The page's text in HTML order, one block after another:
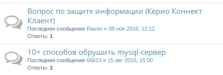
Вопрос по защите информации (Керио Коннект
Клаент)
Последнее сообщение Raven « 09 ноя 2016, 12:12
Ответы: 1
10+ способов обрушить mysql-сервер
Последнее сообщение 66613 « 15 авг 2016, 15:00
Ответы: 2